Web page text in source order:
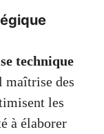
technique
maîtrise des
les
à élaborer